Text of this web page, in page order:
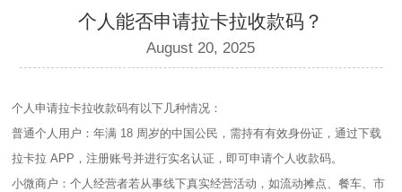
个人能否申请拉卡拉收款码？
August 20, 2025
个人申请拉卡拉收款码有以下几种情况：
普通个人用户：年满 18 周岁的中国公民，需持有有效身份证，通过下载
拉卡拉 APP，注册账号并进行实名认证，即可申请个人收款码。
小微商户：个人经营者若从事线下真实经营活动，如流动摊点、餐车、市